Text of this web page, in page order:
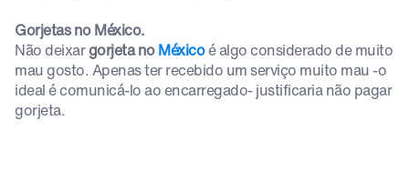
Gorjetas no México.
Não deixargorjeta noMéxicoé algo considerado de muito
mau gosto. Apenas ter recebido um serviço muito mau -o
ideal é comunicá-lo ao encarregado- justificaria não pagar
gorjeta.